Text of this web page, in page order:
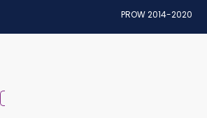
PROW 2014-2020